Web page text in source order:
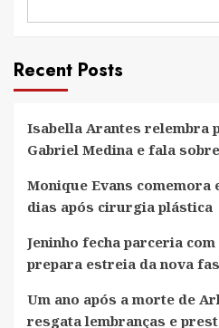
Recent Posts
Isabella Arantes relembra
Gabriel Medina e fala
Monique Evans
dias após cirurgia plástica
Jeninho fecha parceria
prepara estreia da nova
Um ano após a morte de
resgata lembranças e